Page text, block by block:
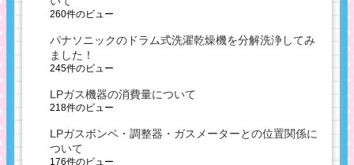
260件のビュー
パナソニックのドラム式洗濯乾燥機を分解洗浄してみ
ました！
245件のビュー
LPガス機器の消費量について
218件のビュー
LPガスボンベ・調整器・ガスメーターとの位置関係に
ついて
176件のビュー